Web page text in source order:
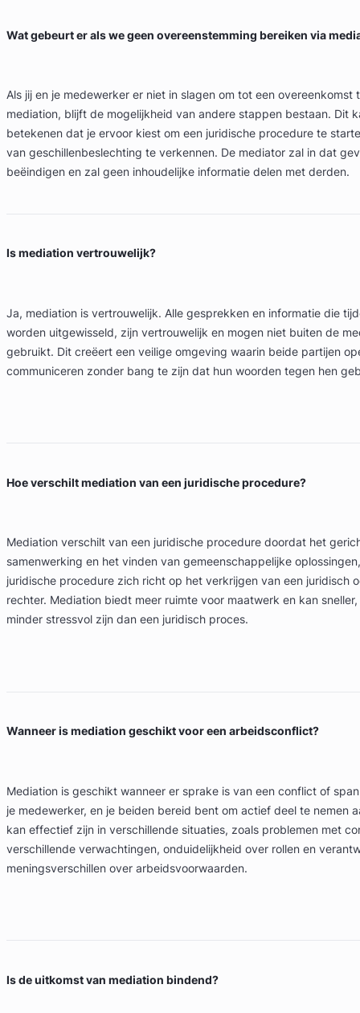
Wat gebeurt er als we geen overeenstemming bereiken via
Als jij en je medewerker er niet in slagen om tot een overeenkomst
mediation, blijft de mogelijkheid van andere stappen bestaan. Dit
betekenen dat je ervoor kiest om een juridische procedure te
van geschillenbeslechting te verkennen. De mediator zal in dat
beëindigen en zal geen inhoudelijke informatie delen met derden.
Is mediation vertrouwelijk?
Ja, mediation is vertrouwelijk. Alle gesprekken en informatie die
worden uitgewisseld, zijn vertrouwelijk en mogen niet buiten de
gebruikt. Dit creëert een veilige omgeving waarin beide partijen
communiceren zonder bang te zijn dat hun woorden tegen hen
Hoe verschilt mediation van een juridische procedure?
Mediation verschilt van een juridische procedure doordat het
samenwerking en het vinden van gemeenschappelijke
juridische procedure zich richt op het verkrijgen van een juridisch
rechter. Mediation biedt meer ruimte voor maatwerk en kan
minder stressvol zijn dan een juridisch proces.
Wanneer is mediation geschikt voor een arbeidsconflict?
Mediation is geschikt wanneer er sprake is van een conflict of
je medewerker, en je beiden bereid bent om actief deel te nemen
kan effectief zijn in verschillende situaties, zoals problemen met
verschillende verwachtingen, onduidelijkheid over rollen en
meningsverschillen over arbeidsvoorwaarden.
Is de uitkomst van mediation bindend?